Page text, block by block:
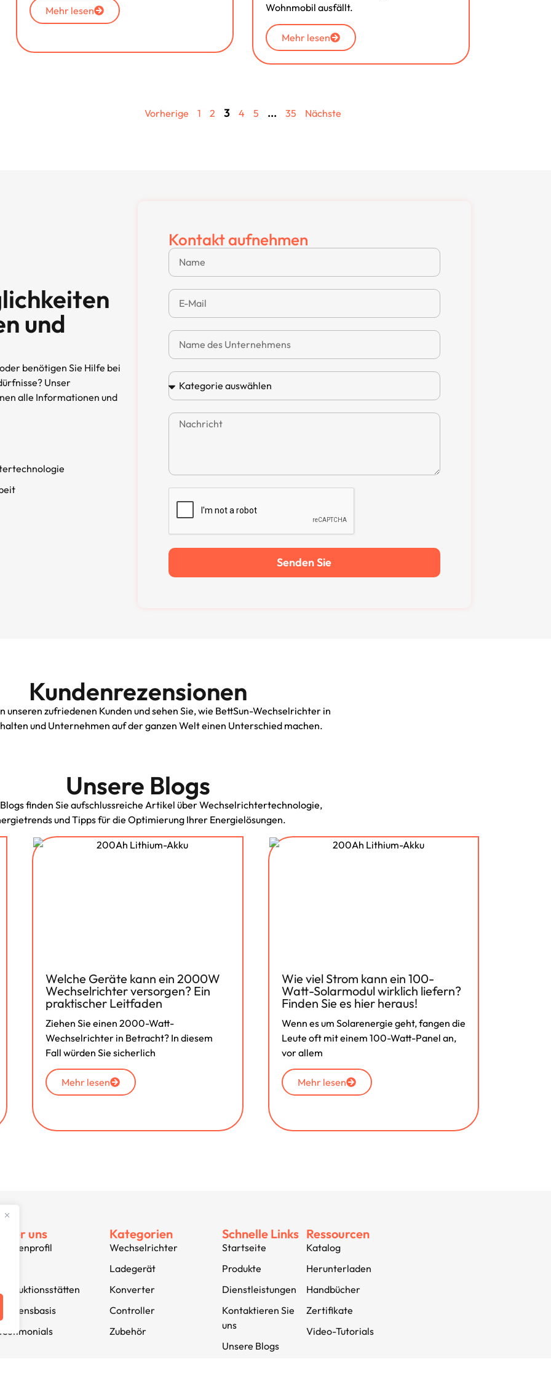
Mehr lesen
Wohnmobil ausfällt.
Mehr lesen
Vorherige 1 2 3 4 5 ... 35 Nächste
und
benötigen Sie Hilfe bei
Unser
alle Informationen und
Kontakt aufnehmen
Senden Sie
Kundenrezensionen
unseren zufriedenen Kunden und sehen Sie, wie BettSun-Wechselrichter in
und Unternehmen auf der ganzen Welt einen Unterschied machen.
Unsere Blogs
finden Sie aufschlussreiche Artikel über Wechselrichtertechnologie,
und Tipps für die Optimierung Ihrer Energielösungen.
Welche Geräte kann ein 2000W
Wechselrichter versorgen? Ein
praktischer Leitfaden
Ziehen Sie einen 2000-Watt-
Wechselrichter in Betracht? In diesem
Fall würden Sie sicherlich
Mehr lesen
Wie viel Strom kann ein 100-
Watt-Solarmodul wirklich liefern?
Finden Sie es hier heraus!
Wenn es um Solarenergie geht, fangen die
Leute oft mit einem 100-Watt-Panel an,
vor allem
Mehr lesen
Über uns
Firmenprofil
Produktionsstätten
Wissensbasis
Testimonials
Kategorien
Wechselrichter
Ladegerät
Konverter
Controller
Zubehör
Schnelle Links
Startseite
Produkte
Dienstleistungen
Kontaktieren Sie
uns
Unsere Blogs
Ressourcen
Katalog
Herunterladen
Handbücher
Zertifikate
Video-Tutorials